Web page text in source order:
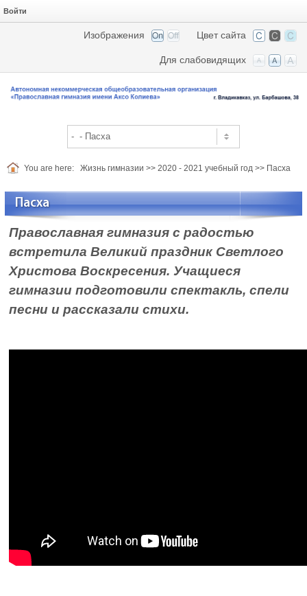
Войти
Цвет сайта
Изображения
Для слабовидящих
You are here: Жизнь гимназии >> 2020 - 2021 учебный год >> Пасха
Пасха
Православная гимназия с радостью
встретила Великий праздник Светлого
Христова Воскресения. Учащиеся
гимназии подготовили спектакль, спели
песни и рассказали стихи.